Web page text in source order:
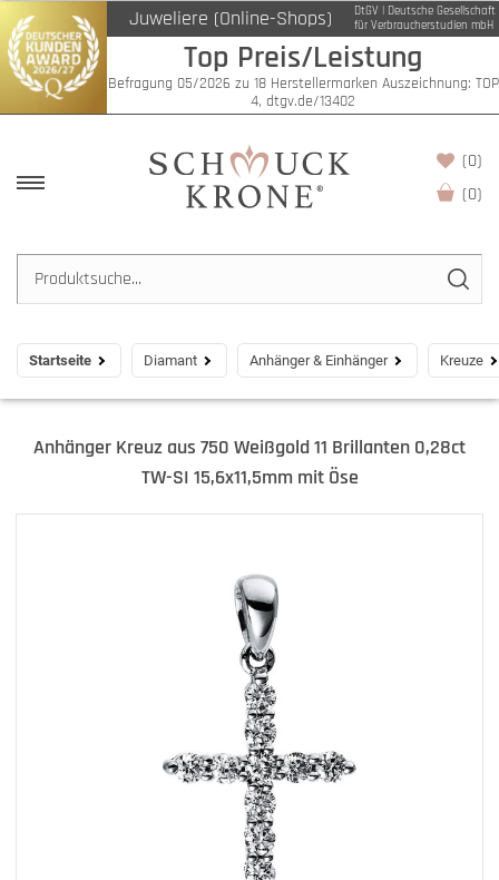
Juweliere (Online-Shops)
DtGV | Deutsche Gesellschaft
für Verbraucherstudien mbH
Top Preis/Leistung
Befragung 05/2026 zu 18 Herstellermarken Auszeichnung: TOP
4, dtgv.de/13402
(0)
(0)
Startseite Diamant Anhänger & Einhänger Kreuze
Anhänger Kreuz aus 750 Weißgold 11 Brillanten 0,28ct
TW-SI 15,6x11,5mm mit Öse